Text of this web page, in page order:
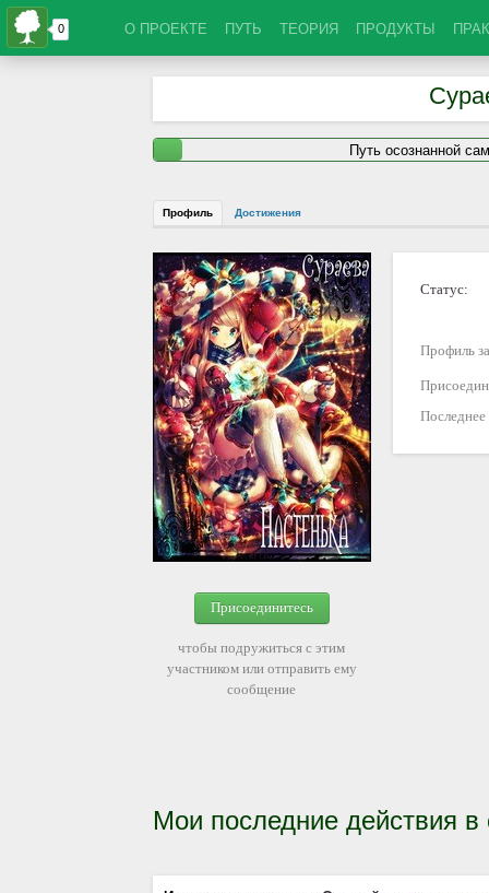
О ПРОЕКТЕ ПУТЬ ТЕОРИЯ ПРОДУКТЫ
Путь осознанной
Профиль Достижения
Присоединитесь
чтобы подружиться с этим
участником или отправить ему
сообщение
Статус:
Профиль
Мои последние действия